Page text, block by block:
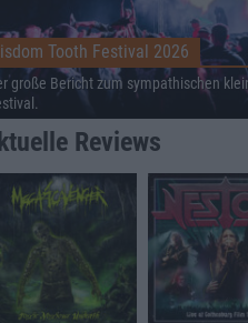
Tooth Festival 2026
große Bericht zum sympathischen
Reviews